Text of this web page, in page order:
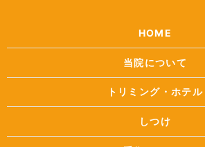
HOME
当院について
トリミング・ホテル
しつけ